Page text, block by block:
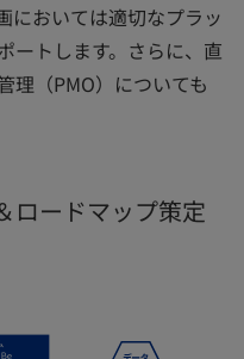
においては適切なプラッ
ートします。さらに、直
理（PMO）についても
ロードマップ策定